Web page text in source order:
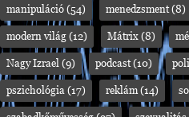
manipuláció (54) menedzsment(8)
modern világ (12) Mátrix (8)
Nagy Izrael (9) podcast(10)
pszichológia (17) reklám (14)